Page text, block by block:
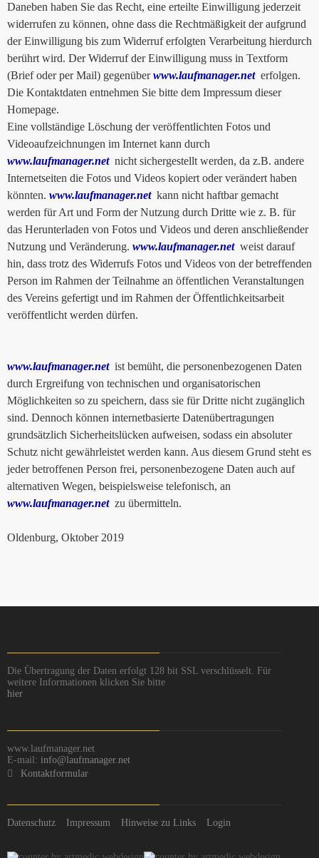
Daneben haben Sie das Recht, eine erteilte Einwilligung jederzeit
widerrufen zu können, ohne dass die Rechtmäßigkeit der aufgrund
der Einwilligung bis zum Widerruf erfolgten Verarbeitung hierdurch
berührt wird. Der Widerruf der Einwilligung muss in Textform
(Brief oder per Mail) gegenüberwww.laufmanager.neterfolgen.
Die Kontaktdaten entnehmen Sie bitte dem Impressum dieser
Homepage.
Eine vollständige Löschung der veröffentlichten Fotos und
Videoaufzeichnungen im Internet kann durch
www.laufmanager.netnicht sichergestellt werden, da z.B. andere
Internetseiten die Fotos und Videos kopiert oder verändert haben
könnten. www.laufmanager.netkann nicht haftbar gemacht
werden für Art und Form der Nutzung durch Dritte wie z. B. für
das Herunterladen von Fotos und Videos und deren anschließender
Nutzung und Veränderung. www.laufmanager.netweist darauf
hin, dass trotz des Widerrufs Fotos und Videos von der betreffenden
Person im Rahmen der Teilnahme an öffentlichen Veranstaltungen
des Vereins gefertigt und im Rahmen der Öffentlichkeitsarbeit
veröffentlicht werden dürfen.
www.laufmanager.netist bemüht, die personenbezogenen Daten
durch Ergreifung von technischen und organisatorischen
Möglichkeiten so zu speichern, dass sie für Dritte nicht zugänglich
sind. Dennoch können internetbasierte Datenübertragungen
grundsätzlich Sicherheitslücken aufweisen, sodass ein absoluter
Schutz nicht gewährleistet werden kann. Aus diesem Grund steht es
jeder betroffenen Person frei, personenbezogene Daten auch auf
alternativen Wegen, beispielsweise telefonisch, an
www.laufmanager.netzu übermitteln.
Oldenburg, Oktober 2019
Die Übertragung der Daten erfolgt 128 bit SSL verschlüsselt. Für
weitere Informationen klicken Sie bitte
hier
www.laufmanager.net
E-mail: info@laufmanager.net
Kontaktformular
Datenschutz Impressum Hinweise zu Links Login